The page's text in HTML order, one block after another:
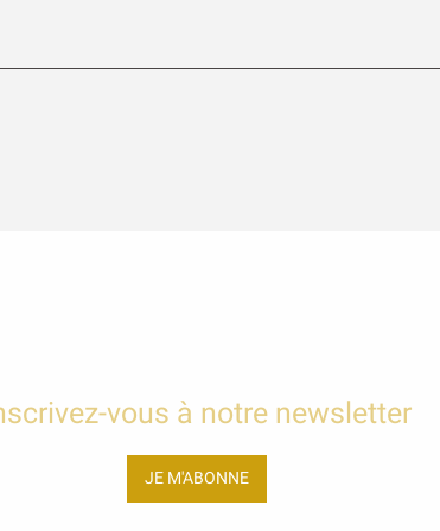
vous à notre newsletter
JE M'ABONNE